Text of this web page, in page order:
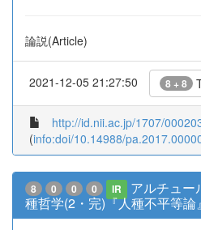
論説(Article)
2021-12-05 21:27:50 8 + 8
http://id.nii.ac.jp/1707/
(info:doi/10.14988/
8 0 0 0 IR
アルチュー
種哲学(2・完)『人種不平等論